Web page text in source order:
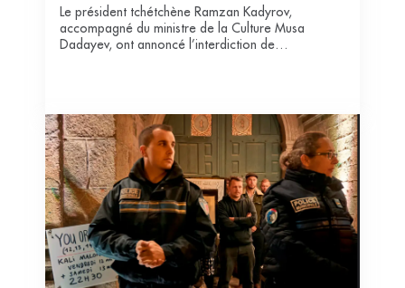
Le président tchétchène Ramzan Kadyrov,
accompagné du ministre de la Culture Musa
Dadayev, ont annoncé l’interdiction de